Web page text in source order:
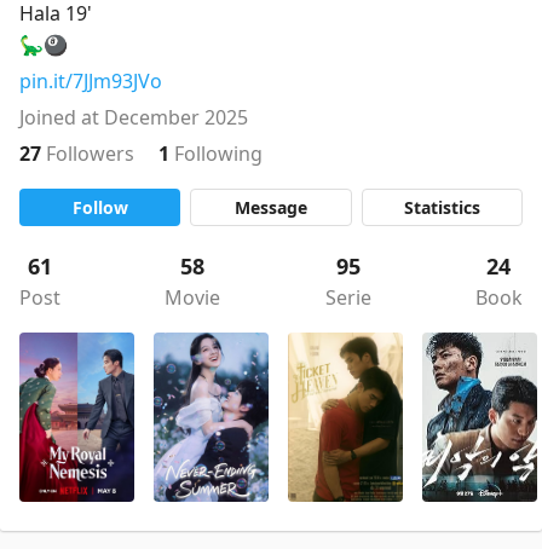
Hala 19'
🦕🎱
pin.it/7JJm93JVo
Joined at December 2025
27 Followers 1 Following
Follow Message Statistics
61
Post
58
Movie
95
Serie
24
Book